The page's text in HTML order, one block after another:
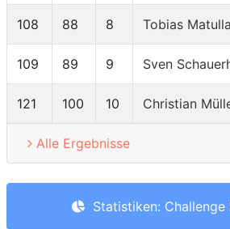
108 88 8 Tobias Matulla
109 89 9 Sven
121 100 10 Christian
Alle Ergebnisse
Statistiken: Challenge